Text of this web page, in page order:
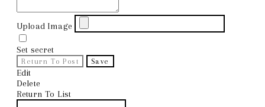
Upload Image
Set secret
Return To Post Save
Edit
Delete
Return To List